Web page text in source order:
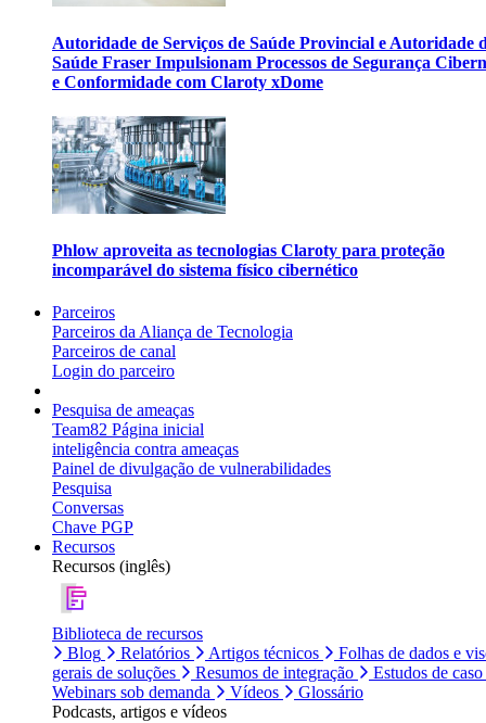
Autoridade de Serviços de Saúde Provincial e Autoridade
Saúde Fraser Impulsionam Processos de Segurança
e Conformidade com Claroty xDome
Phlow aproveita as tecnologias Claroty para proteção
incomparável do sistema físico cibernético
Parceiros
Parceiros da Aliança de Tecnologia
Parceiros de canal
Login do parceiro
Pesquisa de ameaças
Team82 Página inicial
inteligência contra ameaças
Painel de divulgação de vulnerabilidades
Pesquisa
Conversas
Chave PGP
Recursos
Recursos (inglês)
Biblioteca de recursos
Blog
Relatórios Artigos técnicos
Folhas de dados e
gerais de soluções
Resumos de integração
Estudos de caso
Webinars sob demanda
Vídeos
Glossário
Podcasts, artigos e vídeos